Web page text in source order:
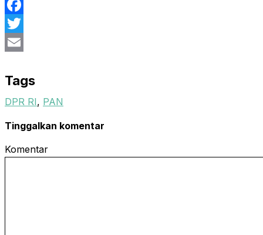
Facebook
Twitter
Tags
DPR RI, PAN
Tinggalkan komentar
Komentar